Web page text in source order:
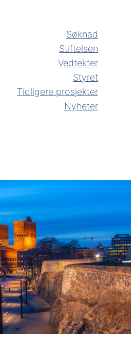
Søknad
Stiftelsen
Vedtekter
Styret
Tidligere prosjekter
Nyheter